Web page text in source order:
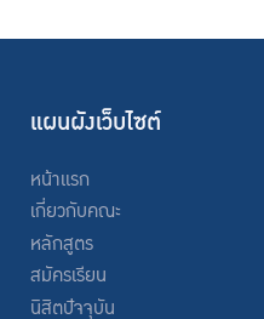
แผนผังเว็บไซต์
หน้าแรก
เกี่ยวกับคณะ
หลักสูตร
สมัครเรียน
นิสิตปัจจุบัน